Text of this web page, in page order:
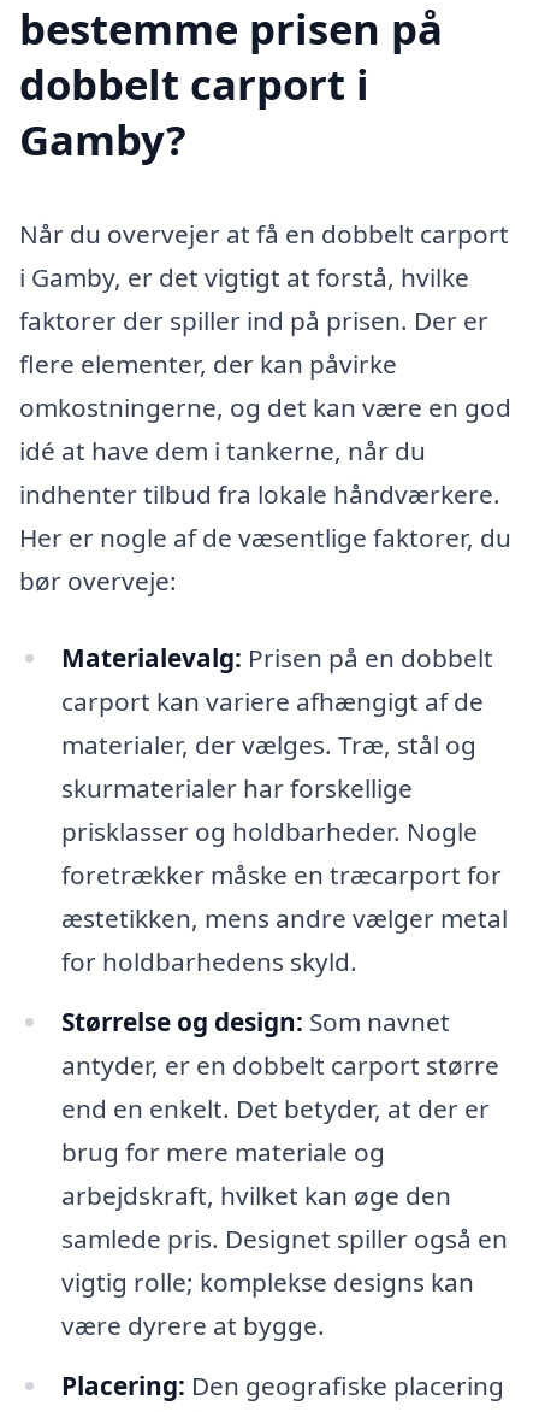
bestemme prisen på
dobbelt carport i
Gamby?
Når du overvejer at få en dobbelt carport
i Gamby, er det vigtigt at forstå, hvilke
faktorer der spiller ind på prisen. Der er
flere elementer, der kan påvirke
omkostningerne, og det kan være en god
idé at have dem i tankerne, når du
indhenter tilbud fra lokale håndværkere.
Her er nogle af de væsentlige faktorer, du
bør overveje:
Materialevalg: Prisen på en dobbelt
carport kan variere afhængigt af de
materialer, der vælges. Træ, stål og
skurmaterialer har forskellige
prisklasser og holdbarheder. Nogle
foretrækker måske en træcarport for
æstetikken, mens andre vælger metal
for holdbarhedens skyld.
Størrelse og design: Som navnet
antyder, er en dobbelt carport større
end en enkelt. Det betyder, at der er
brug for mere materiale og
arbejdskraft, hvilket kan øge den
samlede pris. Designet spiller også en
vigtig rolle; komplekse designs kan
være dyrere at bygge.
Placering: Den geografiske placering